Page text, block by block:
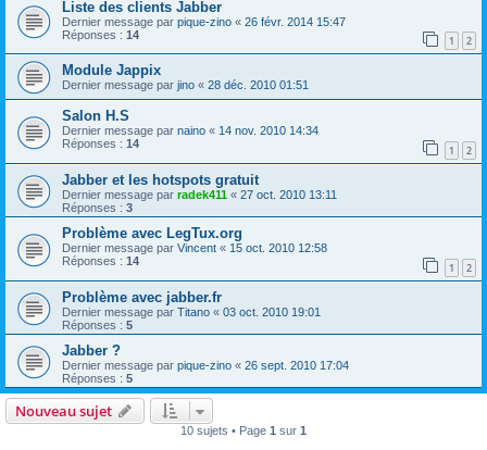
Liste des clients Jabber
Dernier message par pique-zino « 26 févr. 2014 15:47
Réponses : 14 1 2
Module Jappix
Dernier message par jino « 28 déc. 2010 01:51
Salon H.S
Dernier message par naino « 14 nov. 2010 14:34
Réponses : 14 1 2
Jabber et les hotspots gratuit
Dernier message par radek411 « 27 oct. 2010 13:11
Réponses : 3
Problème avec LegTux.org
Dernier message par Vincent « 15 oct. 2010 12:58
Réponses : 14 1 2
Problème avec jabber.fr
Dernier message par Titano « 03 oct. 2010 19:01
Réponses : 5
Jabber ?
Dernier message par pique-zino « 26 sept. 2010 17:04
Réponses : 5
Nouveau sujet
10 sujets • Page 1 sur 1